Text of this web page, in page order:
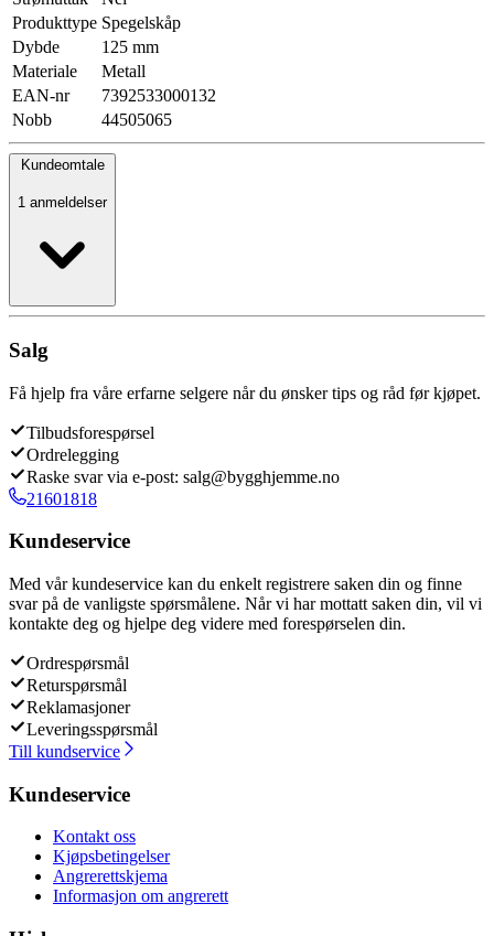
Produkttype Spegelskåp
Dybde
125 mm
Materiale
Metall
EAN-nr
7392533000132
Nobb
44505065
Kundeomtale
1 anmeldelser
Salg
Få hjelp fra våre erfarne selgere når du ønsker tips og råd før kjøpet.
Tilbudsforespørsel
Ordrelegging
Raske svar via e-post: salg@bygghjemme.no
21601818
Kundeservice
Med vår kundeservice kan du enkelt registrere saken din og finne
svar på de vanligste spørsmålene. Når vi har mottatt saken din, vil vi
kontakte deg og hjelpe deg videre med forespørselen din.
Ordrespørsmål
Returspørsmål
Reklamasjoner
Leveringsspørsmål
Till kundservice
Kundeservice
Kontakt oss
Kjøpsbetingelser
Angrerettskjema
Informasjon om angrerett